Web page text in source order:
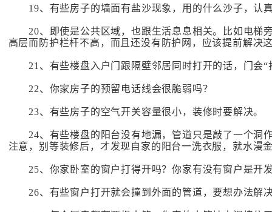
19、有些房子的墙面有盐沙现象，用的什么沙子，认
20、即使是公共区域，也跟生活息息相关。比如电梯
高层而防护栏杆不高，而且还没有防护网，应该提前解决
21、有些楼盘入户门跟隔壁邻居同时打开的话，门会“
22、你家房子的预留电话线会很脆弱吗？
23、有些房子的空气开关容量很小，装修时要解决。
24、有些楼盘的阳台没有地漏，管道只是敲了一个洞
注意，别等装修后，才发现自家的阳台一洗衣服，就水漫
25、你家卧室的窗户打得开吗？你家有没有窗户是开
26、有些窗户打开就会撞到外面的管道，要想办法解